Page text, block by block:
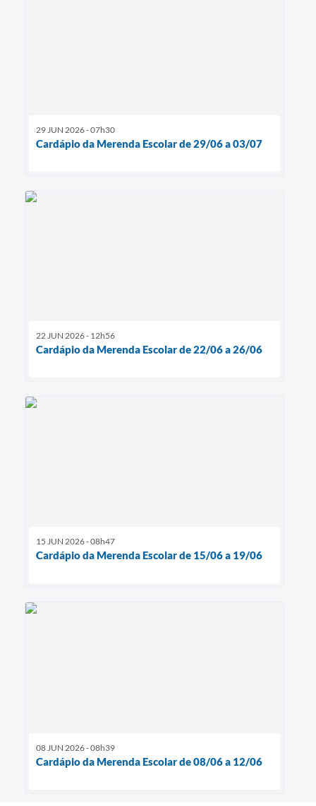
29 JUN 2026 - 07h30
Cardápio da Merenda Escolar de 29/06 a 03/07
22 JUN 2026 - 12h56
Cardápio da Merenda Escolar de 22/06 a 26/06
15 JUN 2026 - 08h47
Cardápio da Merenda Escolar de 15/06 a 19/06
08 JUN 2026 - 08h39
Cardápio da Merenda Escolar de 08/06 a 12/06